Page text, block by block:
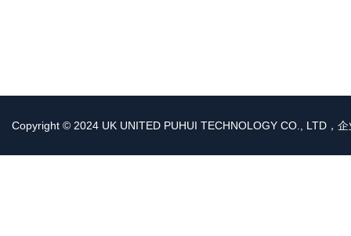
Copyright © 2024 UK UNITED PUHUI TECHNOLOGY CO., LTD，